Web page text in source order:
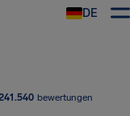
DE
bewertungen